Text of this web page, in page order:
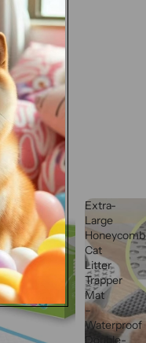
Extra-
Large
Honeycomb
Cat
Litter
Trapper
Mat
–
Waterproof
Double-